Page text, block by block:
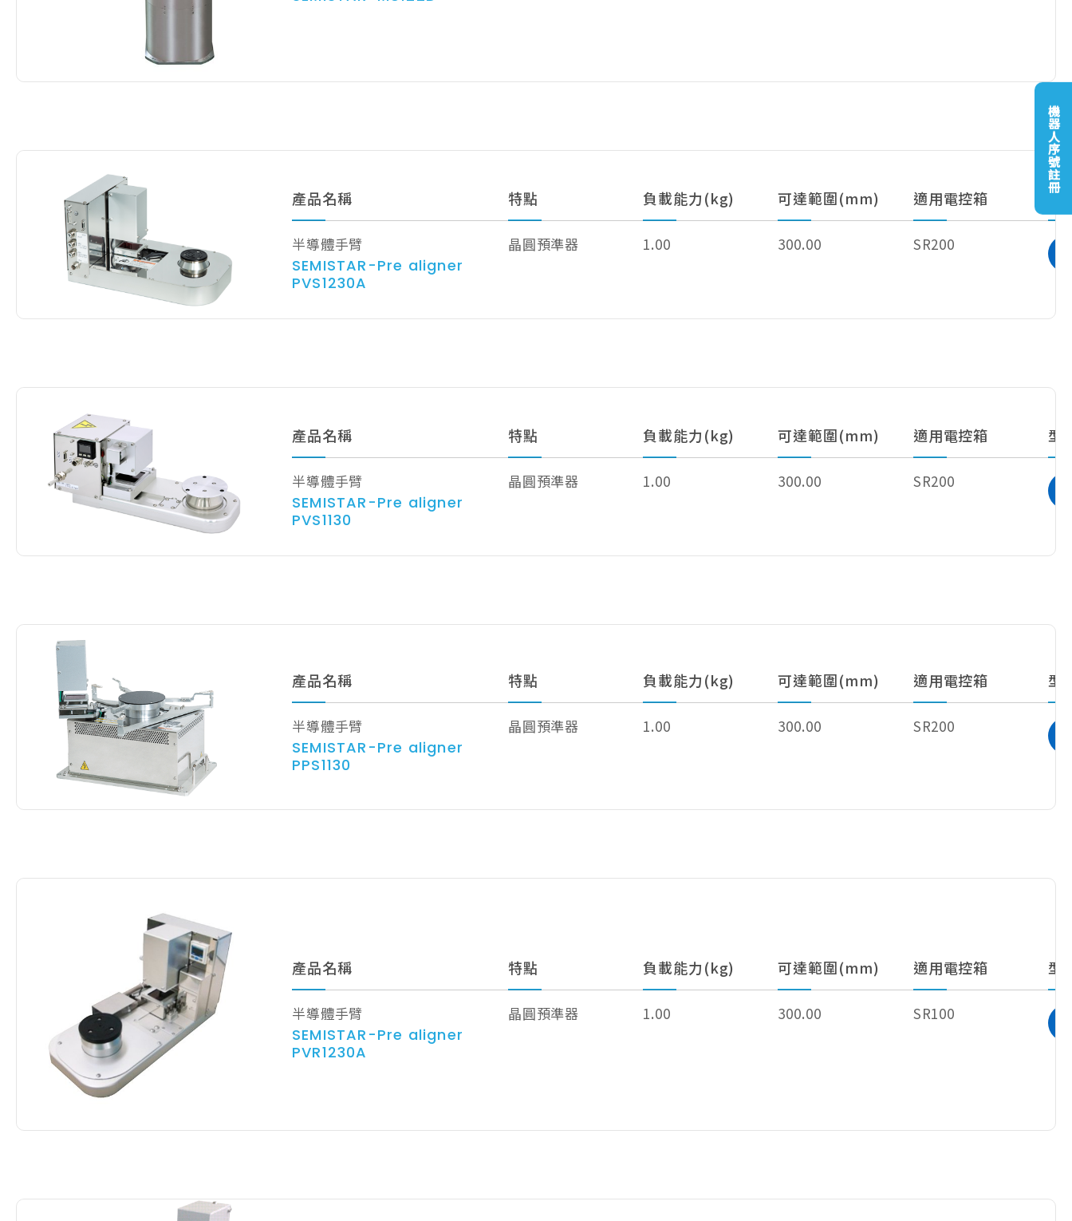
產品名稱
半導體手臂
SEMISTAR-Pre aligner
PVS1230A
特點
晶圓預準器
負載能力(kg)
1.00
可達範圍(mm)
300.00
適用電控箱
SR200
型
產品名稱
半導體手臂
SEMISTAR-Pre aligner
PVS1130
特點
晶圓預準器
負載能力(kg)
1.00
可達範圍(mm)
300.00
適用電控箱
SR200
型
產品名稱
半導體手臂
SEMISTAR-Pre aligner
PPS1130
特點
晶圓預準器
負載能力(kg)
1.00
可達範圍(mm)
300.00
適用電控箱
SR200
型
產品名稱
半導體手臂
SEMISTAR-Pre aligner
PVR1230A
特點
晶圓預準器
負載能力(kg)
1.00
可達範圍(mm)
300.00
適用電控箱
SR100
型
機器人序號註冊